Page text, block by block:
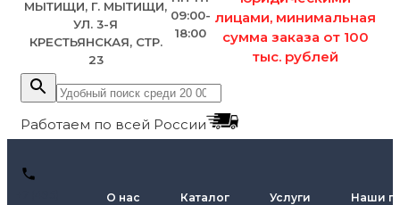
МЫТИЩИ, Г. МЫТИЩИ,
УЛ. 3-Я
КРЕСТЬЯНСКАЯ, СТР.
23
09:00-
18:00
лицами, минимальная
сумма заказа от 100
тыс. рублей
Работаем по всей России
О нас Каталог Услуги Наши